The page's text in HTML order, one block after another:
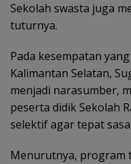
Sekolah swasta juga
tuturnya.
Pada kesempatan
Kalimantan Selatan,
menjadi narasumber,
peserta didik Sekolah
selektif agar tepat
‎Menurutnya, program